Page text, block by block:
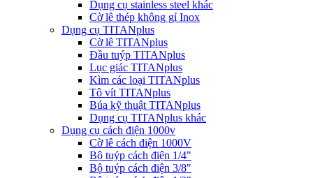
Dụng cụ stainless steel khác
Cờ lê thép không gỉ Inox
Dụng cụ TITANplus
Cờ lê TITANplus
Đầu tuýp TITANplus
Lục giác TITANplus
Kìm các loại TITANplus
Tô vít TITANplus
Búa kỹ thuật TITANplus
Dụng cụ TITANplus khác
Dụng cụ cách điện 1000v
Cờ lê cách điện 1000V
Bộ tuýp cách điện 1/4"
Bộ tuýp cách điện 3/8"